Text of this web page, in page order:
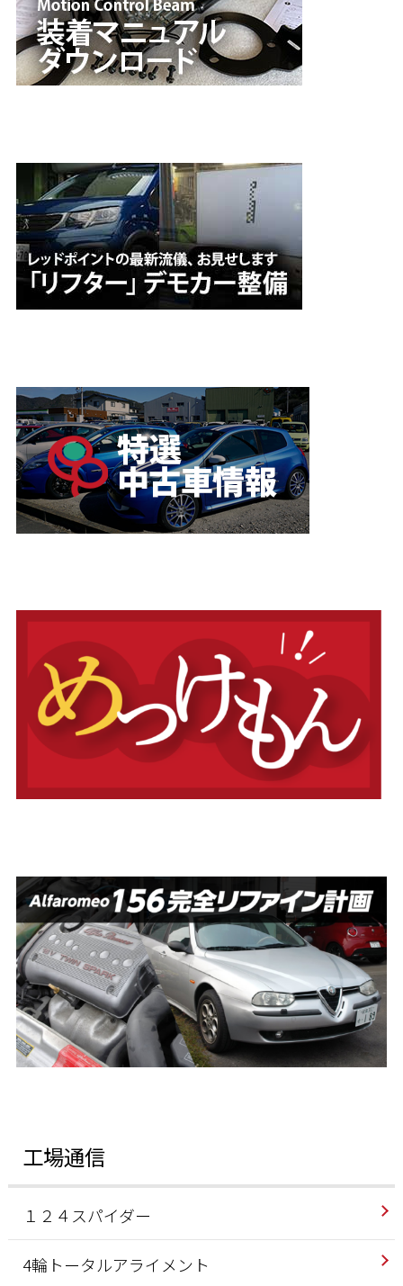
工場通信
１２４スパイダー
4輪トータルアライメント